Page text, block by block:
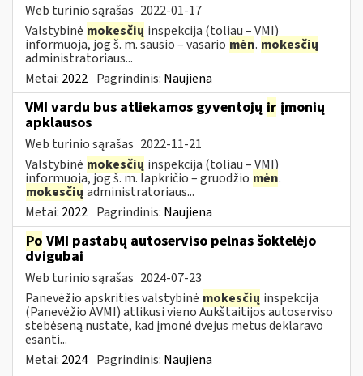
Web turinio sąrašas 2022-01-17
Valstybinė mokesčių inspekcija (toliau – VMI)
informuoja, jog š. m. sausio – vasario mėn. mokesčių
administratoriaus...
Metai: 2022 Pagrindinis: Naujiena
VMI vardu bus atliekamos gyventojų ir įmonių
apklausos
Web turinio sąrašas 2022-11-21
Valstybinė mokesčių inspekcija (toliau – VMI)
informuoja, jog š. m. lapkričio – gruodžio mėn.
mokesčių administratoriaus...
Metai: 2022 Pagrindinis: Naujiena
Po VMI pastabų autoserviso pelnas šoktelėjo
dvigubai
Web turinio sąrašas 2024-07-23
Panevėžio apskrities valstybinė mokesčių inspekcija
(Panevėžio AVMI) atlikusi vieno Aukštaitijos autoserviso
stebėseną nustatė, kad įmonė dvejus metus deklaravo
esanti...
Metai: 2024 Pagrindinis: Naujiena